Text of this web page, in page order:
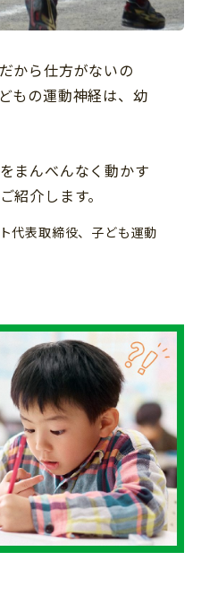
から仕方がないの
もの運動神経は、幼
まんべんなく動かす
介します。
代表取締役、子ども運動